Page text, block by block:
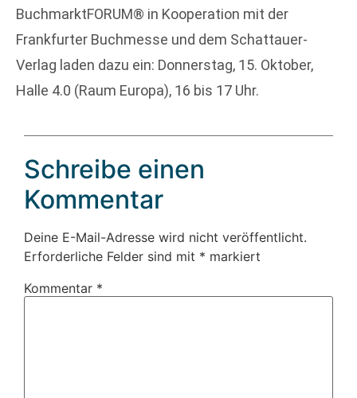
BuchmarktFORUM® in Kooperation mit der
Frankfurter Buchmesse und dem Schattauer-
Verlag laden dazu ein: Donnerstag, 15. Oktober,
Halle 4.0 (Raum Europa), 16 bis 17 Uhr.
Schreibe einen
Kommentar
Deine E-Mail-Adresse wird nicht veröffentlicht.
Erforderliche Felder sind mit * markiert
Kommentar *